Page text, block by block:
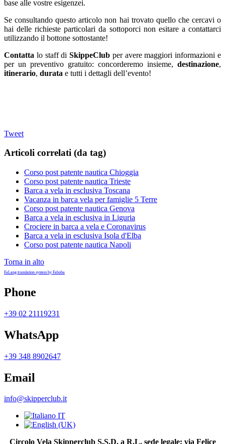
base alle vostre esigenzei.
Se consultando questo articolo non hai trovato quello che cercavi o
hai delle richieste particolari da sottoporci non esitare a contattarci
utilizzando il bottone sottostante!
Contatta lo staff di SkippeClub per avere maggiori informazioni e
per un preventivo gratuito: concorderemo insieme, destinazione,
itinerario, durata e tutti i dettagli dell’evento!
Tweet
Articoli correlati (da tag)
Corso post patente nautica Chioggia
Corso post patente nautica Trieste
Barca a vela in esclusiva Toscana
Vacanza in barca vela per famiglie 5 Terre
Corso post patente nautica Genova
Barca a vela in esclusiva in Liguria
Crociere in barca a vela e Coronavirus
Barca a vela in esclusiva Isola d'Elba
Corso post patente nautica Napoli
Torna in alto
FaLang translation system by Faboba
Phone
+39 02 21119231
WhatsApp
+39 348 8902647
Email
info@skipperclub.it
Circolo Vela Skipperclub S.S.D. a R.L. sede legale: via Felice